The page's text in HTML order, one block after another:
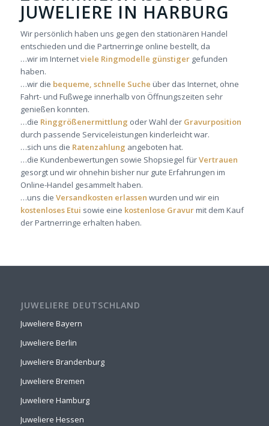
JUWELIERE IN HARBURG
Wir persönlich haben uns gegen den stationären Handel
entschieden und die Partnerringe online bestellt, da
…wir im Internetviele Ringmodelle günstigergefunden
haben.
…wir die bequeme, schnelle Suche über das Internet, ohne
Fahrt- und Fußwege innerhalb von Öffnungszeiten sehr
genießen konnten.
…die Ringgrößenermittlung oder Wahl der Gravurposition
durch passende Serviceleistungen kinderleicht war.
…sich uns die Ratenzahlung angeboten hat.
…die Kundenbewertungen sowie Shopsiegel fürVertrauen
gesorgt und wir ohnehin bisher nur gute Erfahrungen im
Online-Handel gesammelt haben.
…uns die Versandkosten erlassen wurden und wir ein
kostenloses Etui sowie eine kostenlose Gravurmit dem Kauf
der Partnerringe erhalten haben.
JUWELIERE DEUTSCHLAND
Juweliere Bayern
Juweliere Berlin
Juweliere Brandenburg
Juweliere Bremen
Juweliere Hamburg
Juweliere Hessen